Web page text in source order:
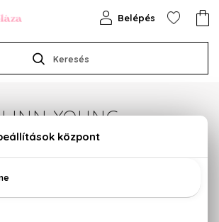
Keresés
Belépés
LINN YOUNG
a márka egyetlen terméke sem
érhető el.
megtekintéséhez válasszon az